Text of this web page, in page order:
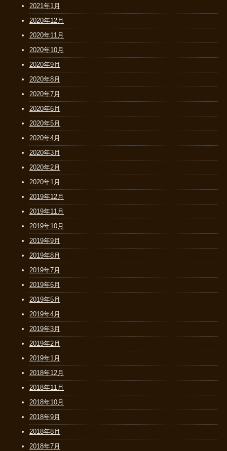
2021年1月
2020年12月
2020年11月
2020年10月
2020年9月
2020年8月
2020年7月
2020年6月
2020年5月
2020年4月
2020年3月
2020年2月
2020年1月
2019年12月
2019年11月
2019年10月
2019年9月
2019年8月
2019年7月
2019年6月
2019年5月
2019年4月
2019年3月
2019年2月
2019年1月
2018年12月
2018年11月
2018年10月
2018年9月
2018年8月
2018年7月